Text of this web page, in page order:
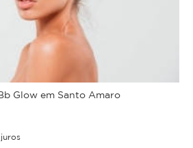
Glow em Santo Amaro